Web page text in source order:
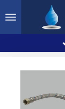
direct
hoofdinhoud